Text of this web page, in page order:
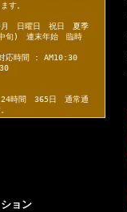
す。
月 日曜日 祝日 夏季
中旬) 連末年始 臨時
応時間 : AM10:30
24時間 365日 通常通
ョン